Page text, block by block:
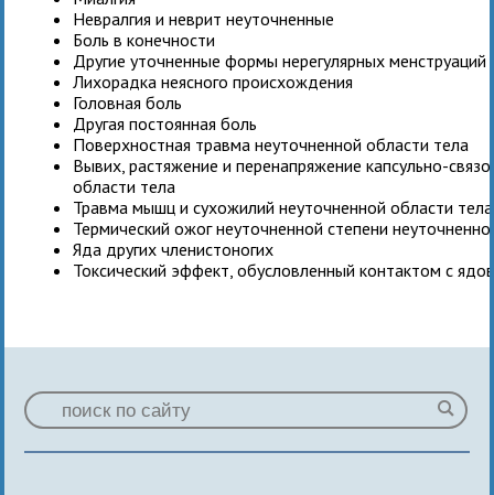
Невралгия и неврит неуточненные
Боль в конечности
Другие уточненные формы нерегулярных менструаций
Лихорадка неясного происхождения
Головная боль
Другая постоянная боль
Поверхностная травма неуточненной области тела
Вывих, растяжение и перенапряжение капсульно-
области тела
Травма мышц и сухожилий неуточненной области тела
Термический ожог неуточненной степени
Яда других членистоногих
Токсический эффект, обусловленный контактом с